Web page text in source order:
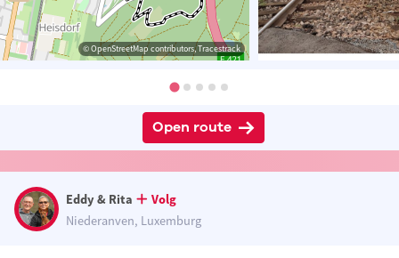
© OpenStreetMap contributors, Tracestrack
Open route
Eddy & Rita
Volg
Niederanven, Luxemburg